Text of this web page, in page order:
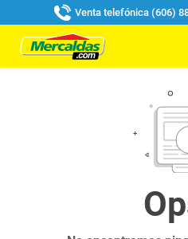
Venta telefónica (606)